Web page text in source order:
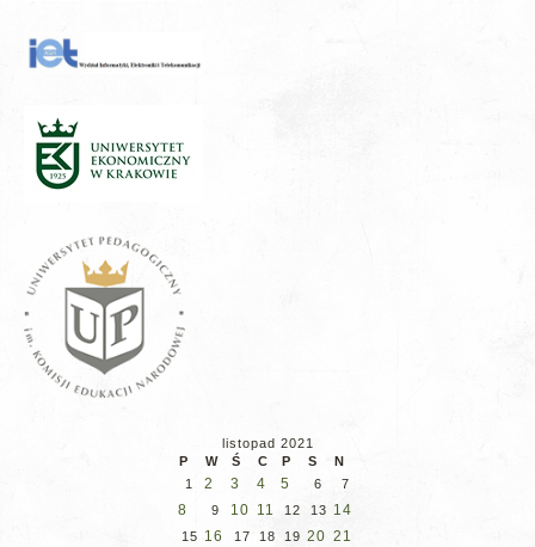
listopad 2021
P
W Ś C P S
N
1
2 3 4 5 6 7
8 9 10 11 12 13 14
15 16 17 18 19 20 21